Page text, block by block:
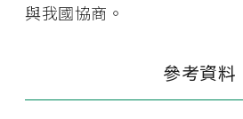
與我國協商。
參考資料